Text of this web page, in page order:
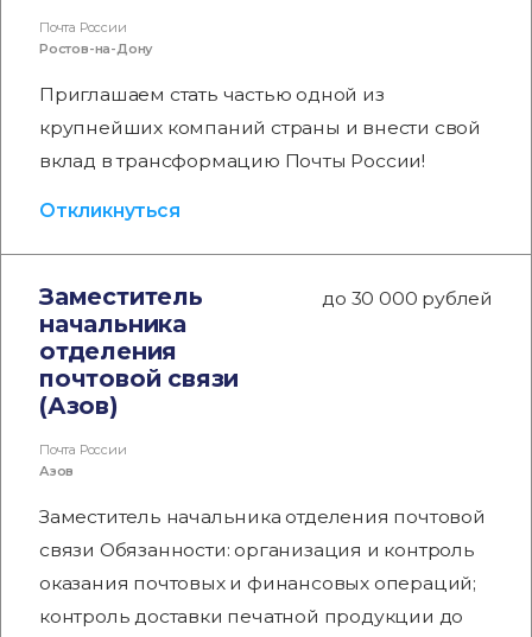
Почта России
Ростов-на-Дону
Приглашаем стать частью одной из
крупнейших компаний страны и внести свой
вклад в трансформацию Почты России!
Откликнуться
Заместитель
начальника
отделения
почтовой связи
(Азов)
до 30 000 рублей
Почта России
Азов
Заместитель начальника отделения почтовой
связи Обязанности: организация и контроль
оказания почтовых и финансовых операций;
контроль доставки печатной продукции до